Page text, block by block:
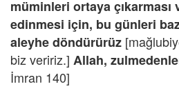
müminleri ortaya
edinmesi için, bu günleri
aleyhe döndürürüz
biz veririz.] Allah,
İmran 140]